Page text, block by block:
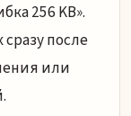
256 KB».
после
или